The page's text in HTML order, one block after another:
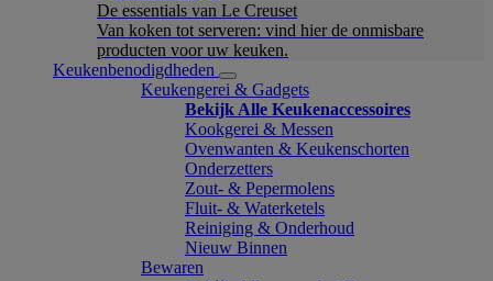
De essentials van Le Creuset
Van koken tot serveren: vind hier de onmisbare
producten voor uw keuken.
Keukenbenodigdheden
Keukengerei & Gadgets
Bekijk Alle Keukenaccessoires
Kookgerei & Messen
Ovenwanten & Keukenschorten
Onderzetters
Zout- & Pepermolens
Fluit- & Waterketels
Reiniging & Onderhoud
Nieuw Binnen
Bewaren